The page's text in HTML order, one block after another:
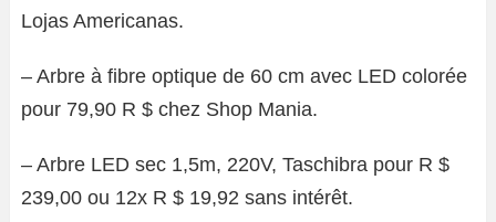
Lojas Americanas.
– Arbre à fibre optique de 60 cm avec LED colorée
pour 79,90 R $ chez Shop Mania.
– Arbre LED sec 1,5m, 220V, Taschibra pour R $
239,00 ou 12x R $ 19,92 sans intérêt.